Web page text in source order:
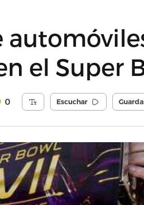
el Super
0 Escuchar